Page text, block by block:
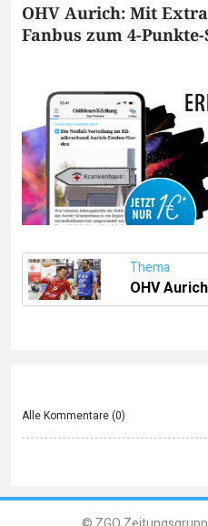
OHV Aurich: Mit
Fanbus zum 4-
Thema
OHV Aurich
Alle Kommentare (0)